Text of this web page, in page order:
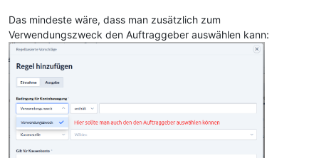
Das mindeste wäre, dass man zusätzlich zum
Verwendungszweck den Auftraggeber auswählen kann: